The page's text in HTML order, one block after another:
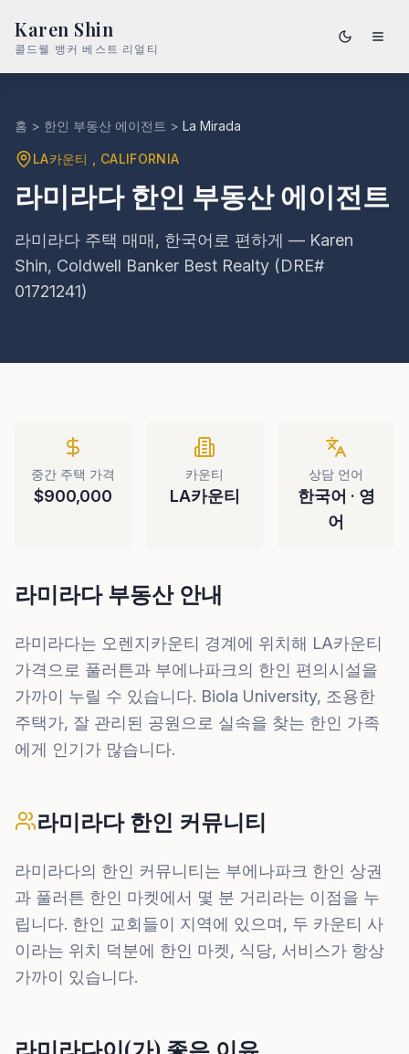
Karen Shin
콜드웰 뱅커 베스트 리얼티
홈 > 한인 부동산 에이전트 > La Mirada
LA카운티 , CALIFORNIA
라미라다 한인 부동산 에이전트
라미라다 주택 매매, 한국어로 편하게 — Karen
Shin, Coldwell Banker Best Realty (DRE#
01721241)
중간 주택 가격
$900,000
카운티
LA카운티
상담 언어
한국어 · 영
어
라미라다 부동산 안내
라미라다는 오렌지카운티 경계에 위치해 LA카운티
가격으로 풀러튼과 부에나파크의 한인 편의시설을
가까이 누릴 수 있습니다. Biola University, 조용한
주택가, 잘 관리된 공원으로 실속을 찾는 한인 가족
에게 인기가 많습니다.
라미라다 한인 커뮤니티
라미라다의 한인 커뮤니티는 부에나파크 한인 상권
과 풀러튼 한인 마켓에서 몇 분 거리라는 이점을 누
립니다. 한인 교회들이 지역에 있으며, 두 카운티 사
이라는 위치 덕분에 한인 마켓, 식당, 서비스가 항상
가까이 있습니다.